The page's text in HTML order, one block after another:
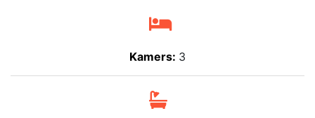
Kamers: 3